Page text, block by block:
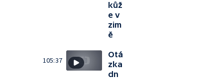
kůž
e v
zim
ě
105:37
Otá
zka
dn